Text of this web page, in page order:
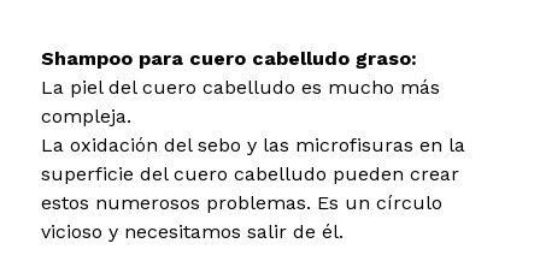
Shampoo para cuero cabelludo graso:
La piel del cuero cabelludo es mucho más
compleja.
La oxidación del sebo y las microfisuras en la
superficie del cuero cabelludo pueden crear
estos numerosos problemas. Es un círculo
vicioso y necesitamos salir de él.